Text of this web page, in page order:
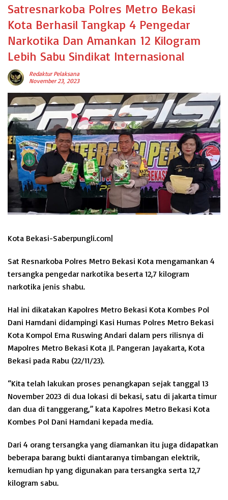
Satresnarkoba Polres Metro Bekasi
Kota Berhasil Tangkap 4 Pengedar
Narkotika Dan Amankan 12 Kilogram
Lebih Sabu Sindikat Internasional
Redaktur Pelaksana
November 23, 2023
Kota Bekasi-Saberpungli.com|
Sat Resnarkoba Polres Metro Bekasi Kota mengamankan 4
tersangka pengedar narkotika beserta 12,7 kilogram
narkotika jenis shabu.
Hal ini dikatakan Kapolres Metro Bekasi Kota Kombes Pol
Dani Hamdani didampingi Kasi Humas Polres Metro Bekasi
Kota Kompol Erna Ruswing Andari dalam pers rilisnya di
Mapolres Metro Bekasi Kota Jl. Pangeran Jayakarta, Kota
Bekasi pada Rabu (22/11/23).
“Kita telah lakukan proses penangkapan sejak tanggal 13
November 2023 di dua lokasi di bekasi, satu di jakarta timur
dan dua di tanggerang,” kata Kapolres Metro Bekasi Kota
Kombes Pol Dani Hamdani kepada media.
Dari 4 orang tersangka yang diamankan itu juga didapatkan
beberapa barang bukti diantaranya timbangan elektrik,
kemudian hp yang digunakan para tersangka serta 12,7
kilogram sabu.